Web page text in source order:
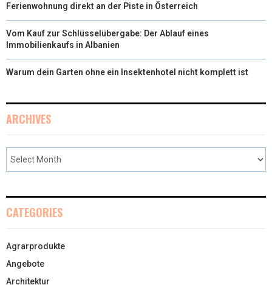
Ferienwohnung direkt an der Piste in Österreich
Vom Kauf zur Schlüsselübergabe: Der Ablauf eines
Immobilienkaufs in Albanien
Warum dein Garten ohne ein Insektenhotel nicht komplett ist
ARCHIVES
CATEGORIES
Agrarprodukte
Angebote
Architektur